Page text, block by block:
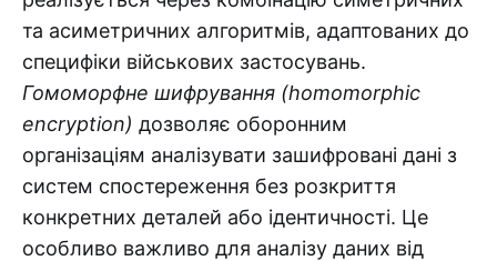
та асиметричних алгоритмів, адаптованих до
специфіки військових застосувань.
Гомоморфне шифрування (homomorphic
encryption) дозволяє оборонним
організаціям аналізувати зашифровані дані з
систем спостереження без розкриття
конкретних деталей або ідентичності. Це
особливо важливо для аналізу даних від